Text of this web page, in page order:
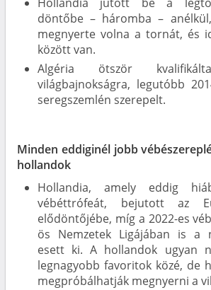
döntőbe – háromba –
megnyerte volna a tornát, és
között van.
Algéria ötször
világbajnokságra, legutóbb
seregszemlén szerepelt.
Minden eddiginél jobb
hollandok
Hollandia, amely eddig
vébéttrófeát, bejutott az
elődöntőjébe, míg a 2022-es
ös Nemzetek Ligájában is a
esett ki. A hollandok ugyan
legnagyobb favoritok közé, de
megpróbálhatják megnyerni a